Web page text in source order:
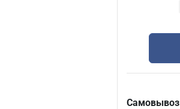
Самовывоз